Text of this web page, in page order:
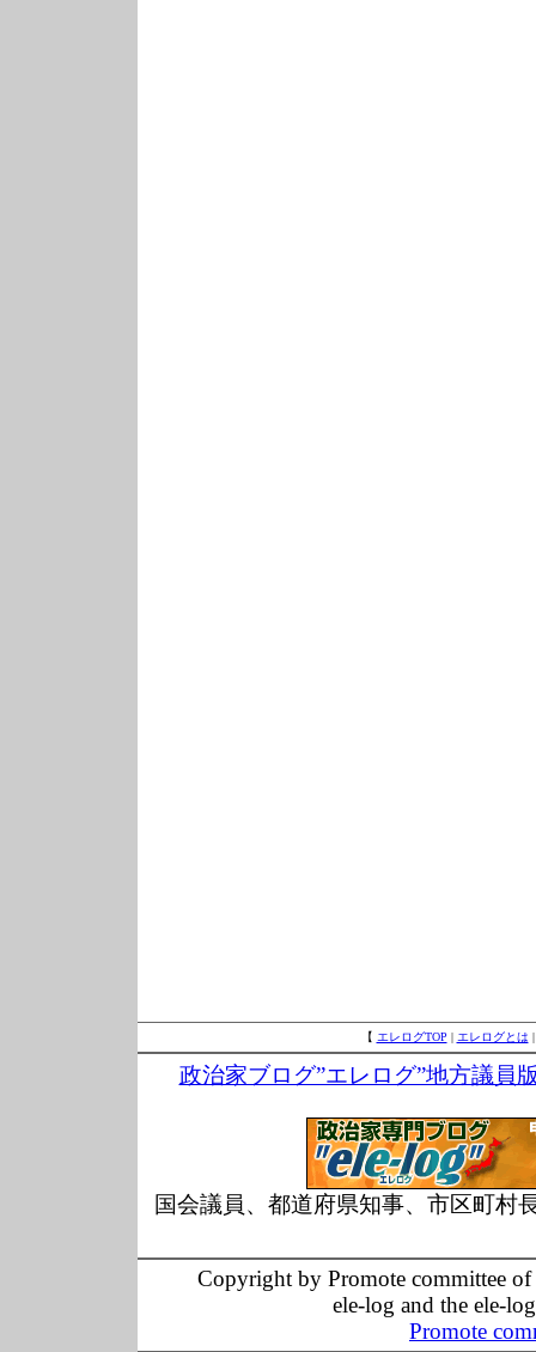
【 エレログTOP | エレログとは
政治家ブログ”エレログ”地方議員
国会議員、都道府県知事、市区町村
Copyright by Promote committee
ele-log and the ele-
Promote